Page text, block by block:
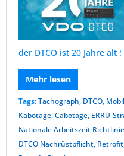
der DTCO ist 20 Jahre alt !
Mehr lesen
Tags:Tachograph, DTCO,
Kabotage,Cabotage, ERRU-
Nationale Arbeitszeit
DTCO Nachrüstpflicht, Retrofit